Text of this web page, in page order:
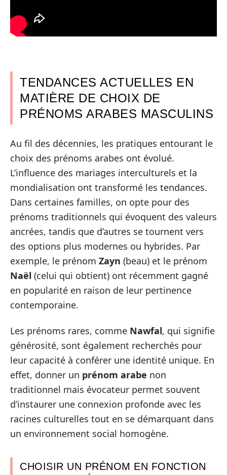
TENDANCES ACTUELLES EN
MATIÈRE DE CHOIX DE
PRÉNOMS ARABES MASCULINS
Au fil des décennies, les pratiques entourant le
choix des prénoms arabes ont évolué.
L’influence des mariages interculturels et la
mondialisation ont transformé les tendances.
Dans certaines familles, on opte pour des
prénoms traditionnels qui évoquent des valeurs
ancrées, tandis que d’autres se tournent vers
des options plus modernes ou hybrides. Par
exemple, le prénom Zayn (beau) et le prénom
Naël (celui qui obtient) ont récemment gagné
en popularité en raison de leur pertinence
contemporaine.
Les prénoms rares, comme Nawfal, qui signifie
générosité, sont également recherchés pour
leur capacité à conférer une identité unique. En
effet, donner un prénom arabe non
traditionnel mais évocateur permet souvent
d’instaurer une connexion profonde avec les
racines culturelles tout en se démarquant dans
un environnement social homogène.
CHOISIR UN PRÉNOM EN FONCTION